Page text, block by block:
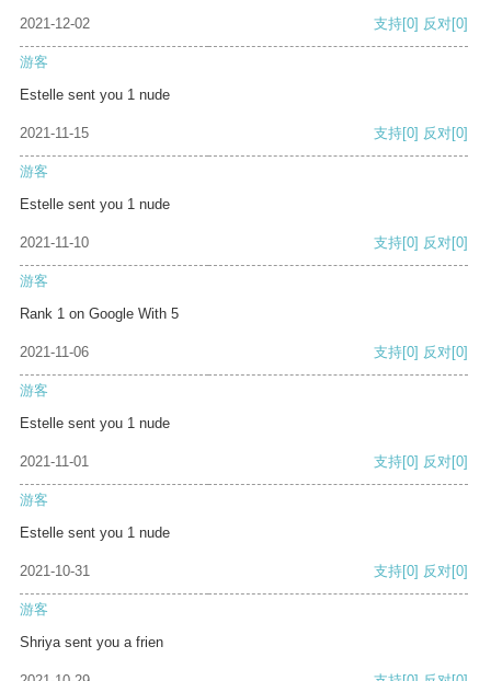
2021-12-02 支持[0] 反对[0]
游客
Estelle sent you 1 nude
2021-11-15 支持[0] 反对[0]
游客
Estelle sent you 1 nude
2021-11-10 支持[0] 反对[0]
游客
Rank 1 on Google With 5
2021-11-06 支持[0] 反对[0]
游客
Estelle sent you 1 nude
2021-11-01 支持[0] 反对[0]
游客
Estelle sent you 1 nude
2021-10-31 支持[0] 反对[0]
游客
Shriya sent you a frien